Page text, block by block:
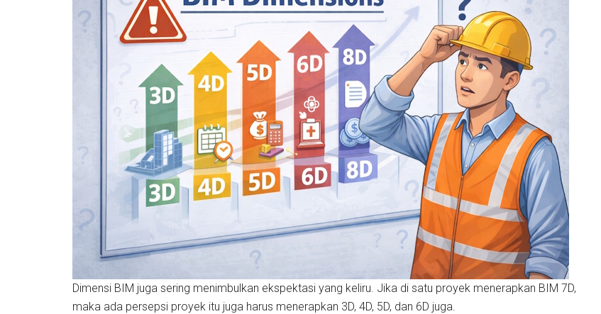
Dimensi BIM juga sering menimbulkan ekspektasi yang keliru. Jika di satu proyek menerapkan BIM 7D,
maka ada persepsi proyek itu juga harus menerapkan 3D, 4D, 5D, dan 6D juga.